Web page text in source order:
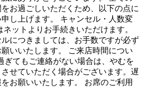
お過ごしいただくため、以下の点に
し上げます。 キャンセル・人数変
ットよりお手続きいただけます。
につきましては、お手数ですが必ず
いいたします。 ご来店時間につい
ぎてもご連絡がない場合は、やむを
せていただく場合がございます。遅
お願いいたします。 お席のご利用